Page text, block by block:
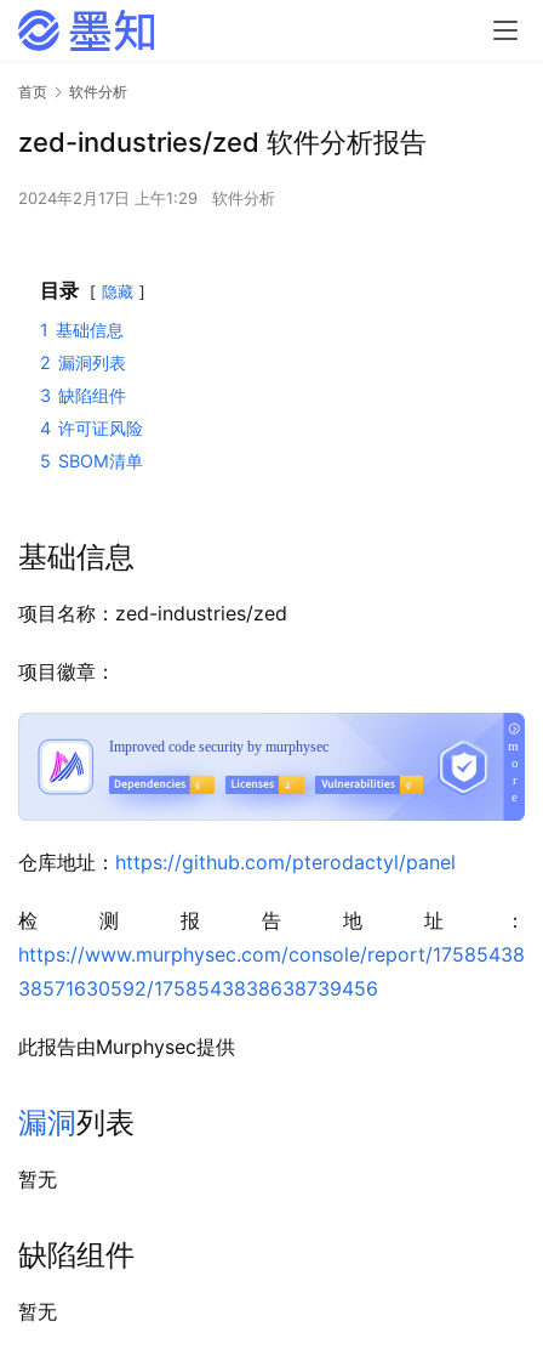
首页 软件分析
zed-industries/zed 软件分析报告
2024年2月17日 上午1:29 软件分析
目录 隐藏
1 基础信息
2 漏洞列表
3 缺陷组件
4 许可证风险
5 SBOM清单
基础信息
项目名称：zed-industries/zed
项目徽章：
仓库地址： https://github.com/pterodactyl/panel
检测报告地址：
https://www.murphysec.com/console/report/17585438
38571630592/1758543838638739456
此报告由Murphysec提供
漏洞列表
暂无
缺陷组件
暂无